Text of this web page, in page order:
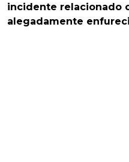
incidente relacionado
alegadamente